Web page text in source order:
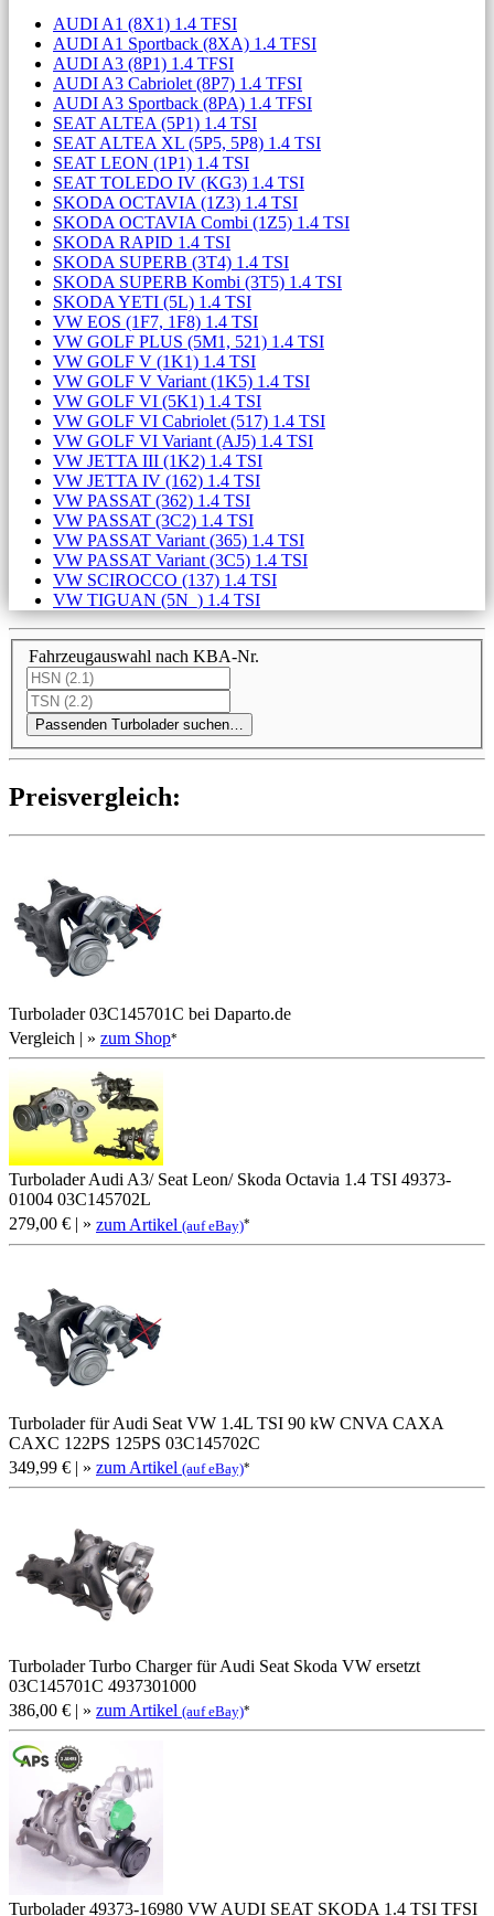
AUDI A1 (8X1) 1.4 TFSI
AUDI A1 Sportback (8XA) 1.4 TFSI
AUDI A3 (8P1) 1.4 TFSI
AUDI A3 Cabriolet (8P7) 1.4 TFSI
AUDI A3 Sportback (8PA) 1.4 TFSI
SEAT ALTEA (5P1) 1.4 TSI
SEAT ALTEA XL (5P5, 5P8) 1.4 TSI
SEAT LEON (1P1) 1.4 TSI
SEAT TOLEDO IV (KG3) 1.4 TSI
SKODA OCTAVIA (1Z3) 1.4 TSI
SKODA OCTAVIA Combi (1Z5) 1.4 TSI
SKODA RAPID 1.4 TSI
SKODA SUPERB (3T4) 1.4 TSI
SKODA SUPERB Kombi (3T5) 1.4 TSI
SKODA YETI (5L) 1.4 TSI
VW EOS (1F7, 1F8) 1.4 TSI
VW GOLF PLUS (5M1, 521) 1.4 TSI
VW GOLF V (1K1) 1.4 TSI
VW GOLF V Variant (1K5) 1.4 TSI
VW GOLF VI (5K1) 1.4 TSI
VW GOLF VI Cabriolet (517) 1.4 TSI
VW GOLF VI Variant (AJ5) 1.4 TSI
VW JETTA III (1K2) 1.4 TSI
VW JETTA IV (162) 1.4 TSI
VW PASSAT (362) 1.4 TSI
VW PASSAT (3C2) 1.4 TSI
VW PASSAT Variant (365) 1.4 TSI
VW PASSAT Variant (3C5) 1.4 TSI
VW SCIROCCO (137) 1.4 TSI
VW TIGUAN (5N_) 1.4 TSI
Fahrzeugauswahl nach KBA-Nr.
Passenden Turbolader suchen…
Preis­ver­gleich:
Turbolader 03C145701C bei Daparto.de
Vergleich | » zum Shop*
Turbolader Audi A3/ Seat Leon/ Skoda Octavia 1.4 TSI 49373-
01004 03C145702L
279,00 € | » zum Artikel (auf eBay)*
Turbolader für Audi Seat VW 1.4L TSI 90 kW CNVA CAXA
CAXC 122PS 125PS 03C145702C
349,99 € | » zum Artikel (auf eBay)*
Turbolader Turbo Charger für Audi Seat Skoda VW ersetzt
03C145701C 4937301000
386,00 € | » zum Artikel (auf eBay)*
Turbolader 49373-16980 VW AUDI SEAT SKODA 1.4 TSI TFSI